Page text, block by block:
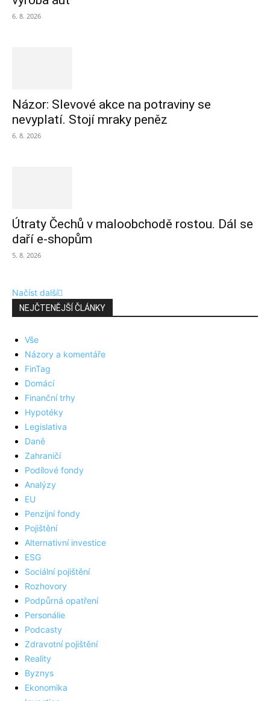
6. 8. 2026
Názor: Slevové akce na potraviny se
nevyplatí. Stojí mraky peněz
6. 8. 2026
Útraty Čechů v maloobchodě rostou. Dál se
daří e-shopům
5. 8. 2026
Načíst další
NEJČTENĚJŠÍ ČLÁNKY
Vše
Názory a komentáře
FinTag
Domácí
Finanční trhy
Hypotéky
Legislativa
Daně
Zahraničí
Podílové fondy
Analýzy
EU
Penzijní fondy
Pojištění
Alternativní investice
ESG
Sociální pojištění
Rozhovory
Podpůrná opatření
Personálie
Podcasty
Zdravotní pojištění
Reality
Byznys
Ekonomika